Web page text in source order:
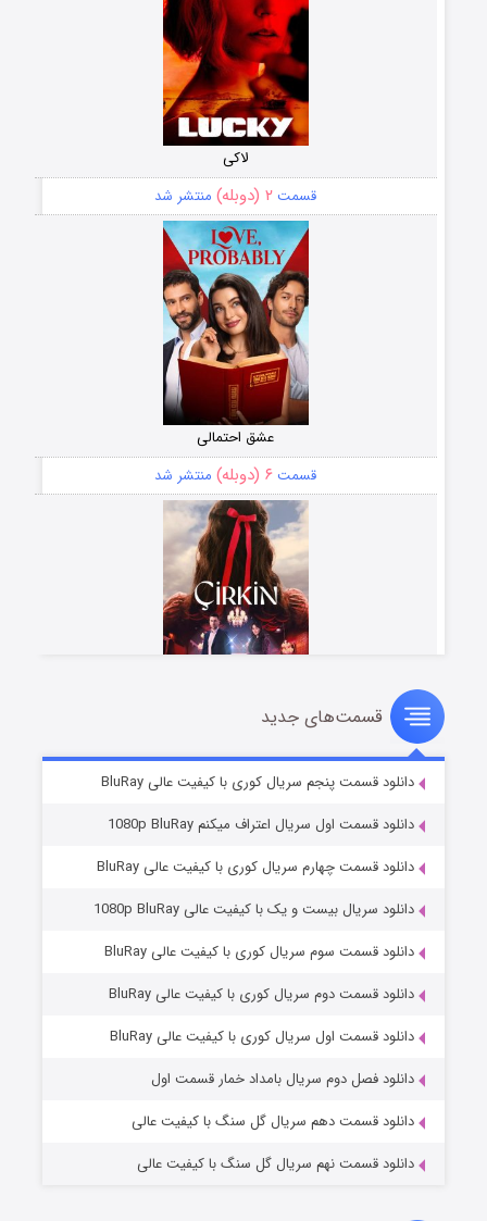
لاکی
قسمت ۲ (دوبله) منتشر شد
عشق احتمالی
قسمت ۶ (دوبله) منتشر شد
سریال زشت
قسمت۵ (زیرنویس) منتشر شد
وستی ها
قسمت۱ (زیرنویس) منتشر شد
قسمت‌های جدید
دانلود قسمت پنجم سریال کوری با کیفیت عالی BluRay
دانلود قسمت اول سریال اعتراف میکنم 1080p BluRay
دانلود قسمت چهارم سریال کوری با کیفیت عالی BluRay
دانلود سریال بیست و یک با کیفیت عالی 1080p BluRay
دانلود قسمت سوم سریال کوری با کیفیت عالی BluRay
دانلود قسمت دوم سریال کوری با کیفیت عالی BluRay
دانلود قسمت اول سریال کوری با کیفیت عالی BluRay
دانلود فصل دوم سریال بامداد خمار قسمت اول
دانلود قسمت دهم سریال گل سنگ با کیفیت عالی
دانلود قسمت نهم سریال گل سنگ با کیفیت عالی